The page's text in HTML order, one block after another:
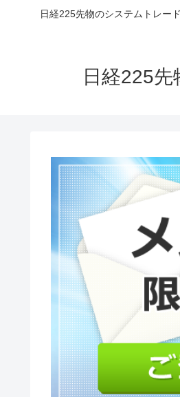
日経225先物のシステムトレー
日経225